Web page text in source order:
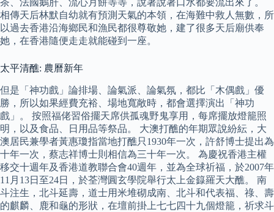
茶、法國鵝肝、流心月餅等等，說著說著口水都要流出來了。
相傳天后林默自幼就有預測天氣的本領，在海難中救人無數，所
以過去香港沿海鄉民和漁民都很尊敬她，建了很多天后廟供奉
她，在香港隨便走走就能碰到一座。
太平清醮: 農曆新年
但是「神功戲」論排場、論氣派、論氣氛，都比「木偶戲」優
勝，所以如果經費充裕、場地寬敞時，都會選擇演出「神功
戲」。 按照福佬習俗擺天席供孤魂野鬼享用，每席擺放燈籠照
明，以及食品、日用品等祭品。 大澳打醮的年期眾說紛紜，大
澳居民兼學者黃惠瓊指當地打醮只1930年一次，許舒博士提出為
十年一次，蔡志祥博士則相信為三十年一次。 為慶祝香港主權
移交十週年及香港道教聯合會40週年，並為全球祈福，於2007年
11月13日至24日，於荃灣圓玄學院舉行太上金籙羅天大醮。 南
斗注生，北斗延壽，道士用米堆砌成南、北斗和代表福、祿、壽
的麒麟、鹿和龜的形狀，在壇前掛上七七四十九個燈籠，祈求斗